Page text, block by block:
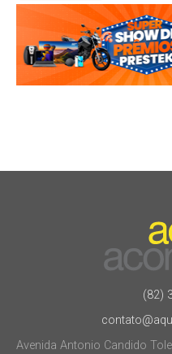
(82)
Avenida Antonio Candido